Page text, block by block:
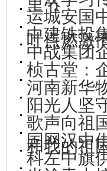
里节
运城安国
叶点燃激
中建铁投
中战集团
桢古堂：
河南新华
阳光人坚
歌声向祖
和我的祖
国网汉中
科左中旗